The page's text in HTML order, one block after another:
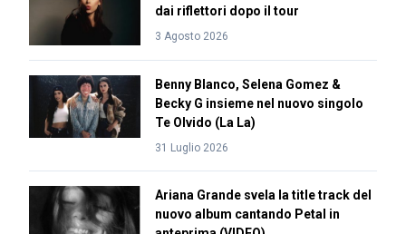
dai riflettori dopo il tour
3 Agosto 2026
Benny Blanco, Selena Gomez &
Becky G insieme nel nuovo singolo
Te Olvido (La La)
31 Luglio 2026
Ariana Grande svela la title track del
nuovo album cantando Petal in